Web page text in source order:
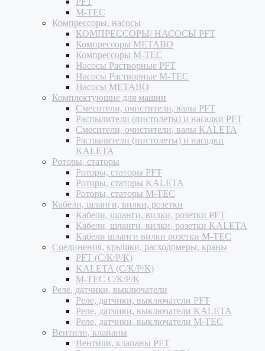
M-TEC
Компрессоры, насосы
КОМПРЕССОРЫ/ НАСОСЫ PFT
Компрессоры METABO
Компрессоры M-TEC
Насосы Растворные PFT
Насосы Растворные M-TEC
Насосы METABO
Комплектующие для машин
Смесители, очистители, валы PFT
Распылители (пистолеты) и насадки PFT
Смесители, очистители, валы KALETA
Распылители (пистолеты) и насадки
KALETA
Роторы, статоры
Роторы, статоры PFT
Роторы, статоры KALETA
Роторы, статоры M-TEC
Кабели, шланги, вилки, розетки
Кабели, шланги, вилки, розетки PFT
Кабели, шланги, вилки, розетки KALETA
Кабели шланги вилки розетки M-TEC
Соединения, крышки, расходомеры, краны
PFT (С/К/Р/К)
KALETA (С/К/Р/К)
M-TEC С/К/Р/К
Реле, датчики, выключатели
Реле, датчики, выключатели PFT
Реле, датчики, выключатели KALETA
Реле, датчики, выключатели M-TEC
Вентили, клапаны
Вентили, клапаны PFT